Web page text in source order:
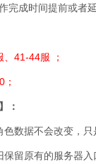
完成时间提前或者
41-44服 ；
：
数据不会改变，只
留原有的服务器